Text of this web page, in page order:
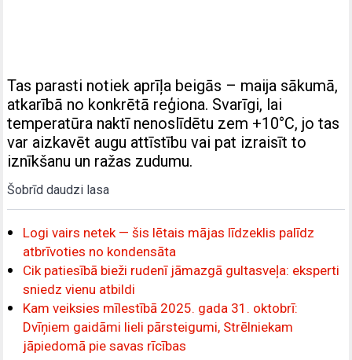
Tas parasti notiek aprīļa beigās – maija sākumā,
atkarībā no konkrētā reģiona. Svarīgi, lai
temperatūra naktī nenoslīdētu zem +10°C, jo tas
var aizkavēt augu attīstību vai pat izraisīt to
iznīkšanu un ražas zudumu.
Šobrīd daudzi lasa
Logi vairs netek — šis lētais mājas līdzeklis palīdz
atbrīvoties no kondensāta
Cik patiesībā bieži rudenī jāmazgā gultasveļa: eksperti
sniedz vienu atbildi
Kam veiksies mīlestībā 2025. gada 31. oktobrī:
Dvīņiem gaidāmi lieli pārsteigumi, Strēlniekam
jāpiedomā pie savas rīcības